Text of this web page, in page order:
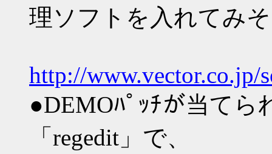
理ソフトを入れてみ
http://www.vector.co.jp/
●DEMOﾊﾟｯﾁが当てら
「regedit」で、